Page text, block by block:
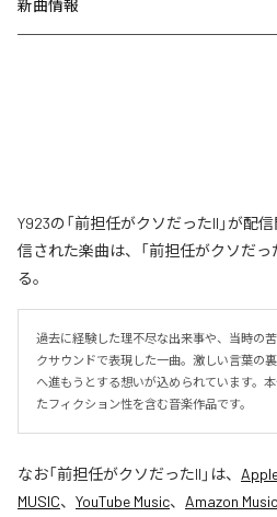
新曲情報
Y923の「前担任がクソだったII」が配
信された楽曲は、「前担任がクソだっ
る。
過去に経験した理不尽な出来事や、当時の
クサウンドで表現した一曲。激しい言葉の
へ進もうとする想いが込められています。
たフィクション性を含む音楽作品です。
なお「前担任がクソだったII 」は、
MUSIC、 YouTube Music、 Amazon